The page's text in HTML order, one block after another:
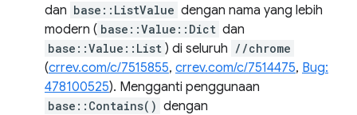
dan base::ListValue dengan nama yang lebih
modern ( base::Value::Dict dan
base::Value::List ) di seluruh //chrome
(crrev.com/c/7515855, crrev.com/c/7514475, Bug:
478100525). Mengganti penggunaan
base::Contains() dengan